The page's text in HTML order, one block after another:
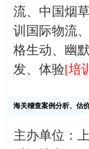
流、中国烟
训国际物流
格生动、幽
发、体验[培
海关稽查案例分析、估
主办单位：